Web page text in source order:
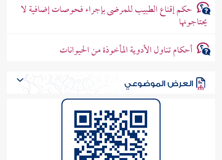
حكم إقناع الطبيب للمرضى بإجراء فحوصات إضافية لا
يحتاجونها
أحكام تناول الأدوية المأخوذة من الحيوانات
العرض الموضوعي